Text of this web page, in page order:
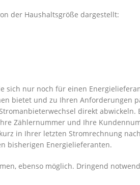
der Haushaltsgröße dargestellt:
sich nur noch für einen
bietet und zu Ihren Anforderungen
direkt abwickeln.
Zählernummer und Ihre
in Ihrer letzten Stromrechnung
bisherigen Energielieferanten.
ebenso möglich. Dringend